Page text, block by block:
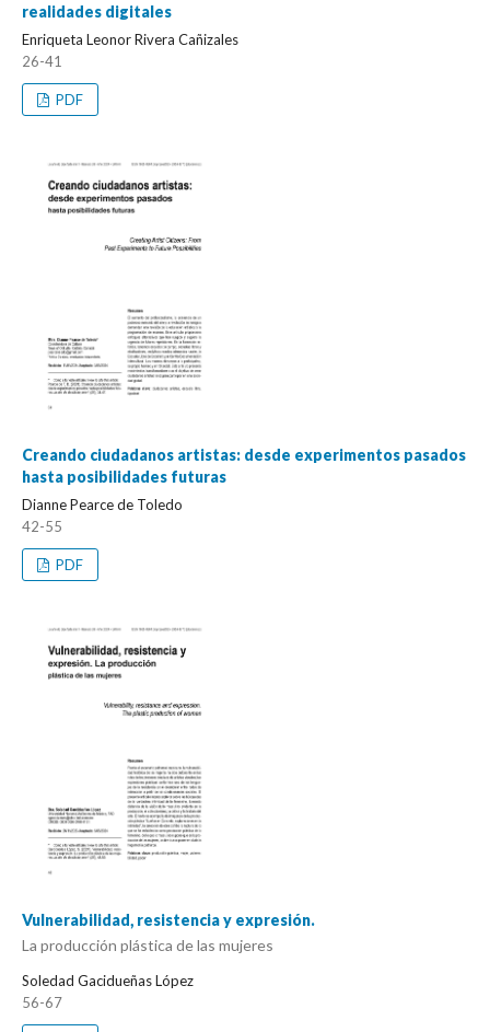
realidades digitales
Enriqueta Leonor Rivera Cañizales
26-41
PDF
Creando ciudadanos artistas: desde experimentos pasados
hasta posibilidades futuras
Dianne Pearce de Toledo
42-55
PDF
Vulnerabilidad, resistencia y expresión.
La producción plástica de las mujeres
Soledad Gacidueñas López
56-67